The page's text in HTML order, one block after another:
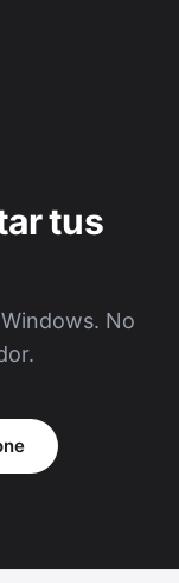
tus
No